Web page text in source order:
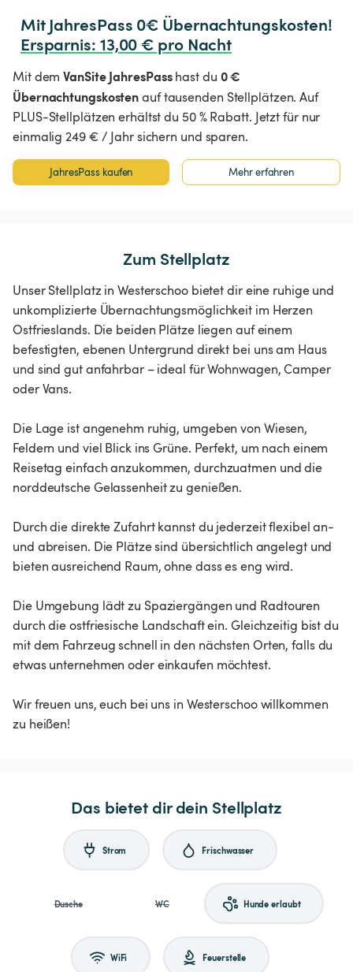
Ersparnis: 13,00 € pro Nacht
Mit demVanSite JahresPasshast du 0 €
Übernachtungskostenauf tausenden Stellplätzen. Auf
PLUS-Stellplätzen erhältst du 50 % Rabatt. Jetzt für nur
einmalig 249 € / Jahr sichern und sparen.
JahresPass kaufen Mehr erfahren
Zum Stellplatz
Unser Stellplatz in Westerschoo bietet dir eine ruhige und
unkomplizierte Übernachtungsmöglichkeit im Herzen
Ostfrieslands. Die beiden Plätze liegen auf einem
befestigten, ebenen Untergrund direkt bei uns am Haus
und sind gut anfahrbar – ideal für Wohnwagen, Camper
oder Vans.
Die Lage ist angenehm ruhig, umgeben von Wiesen,
Feldern und viel Blick ins Grüne. Perfekt, um nach einem
Reisetag einfach anzukommen, durchzuatmen und die
norddeutsche Gelassenheit zu genießen.
Durch die direkte Zufahrt kannst du jederzeit flexibel an-
und abreisen. Die Plätze sind übersichtlich angelegt und
bieten ausreichend Raum, ohne dass es eng wird.
Die Umgebung lädt zu Spaziergängen und Radtouren
durch die ostfriesische Landschaft ein. Gleichzeitig bist du
mit dem Fahrzeug schnell in den nächsten Orten, falls du
etwas unternehmen oder einkaufen möchtest.
Wir freuen uns, euch bei uns in Westerschoo willkommen
zu heißen!
Das bietet dir dein Stellplatz
Strom Frischwasser
Dusche WC Hunde erlaubt
WiFi Feuerstelle